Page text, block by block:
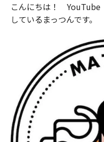
こんにちは！ YouTube
しているまっつんです。